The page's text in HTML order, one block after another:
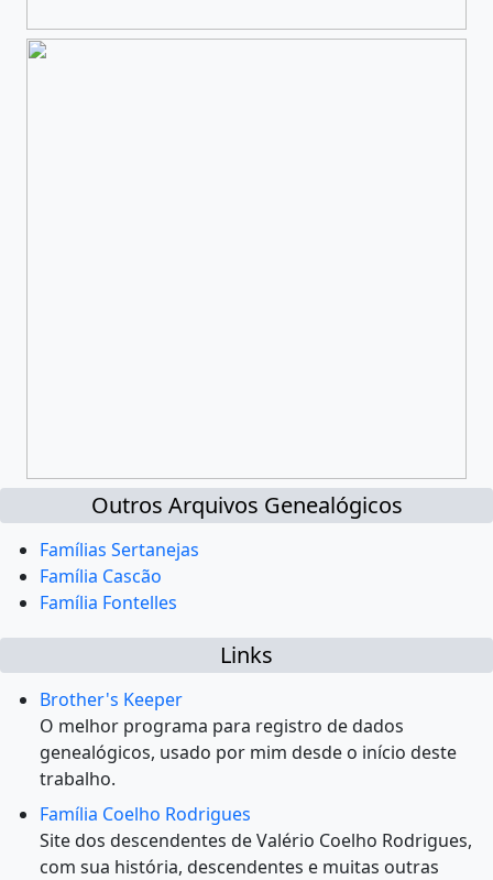
Outros Arquivos Genealógicos
Famílias Sertanejas
Família Cascão
Família Fontelles
Links
Brother's Keeper
O melhor programa para registro de dados
genealógicos, usado por mim desde o início deste
trabalho.
Família Coelho Rodrigues
Site dos descendentes de Valério Coelho Rodrigues,
com sua história, descendentes e muitas outras